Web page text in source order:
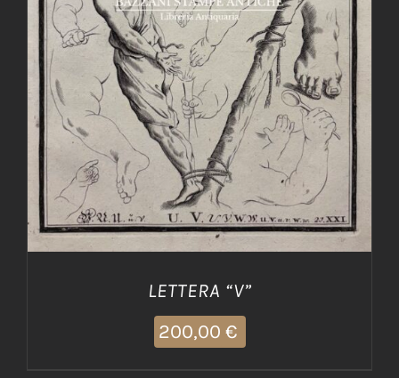
AGGIUNGI AL CARRELLO DETTAGLI
LETTERA “V”
200,00 €